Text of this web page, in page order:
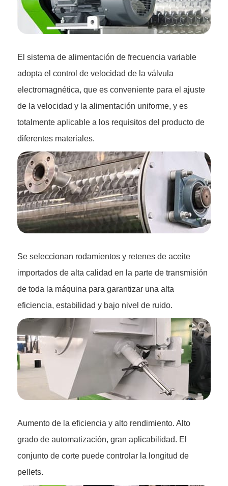
El sistema de alimentación de frecuencia variable
adopta el control de velocidad de la válvula
electromagnética, que es conveniente para el ajuste
de la velocidad y la alimentación uniforme, y es
totalmente aplicable a los requisitos del producto de
diferentes materiales.
Se seleccionan rodamientos y retenes de aceite
importados de alta calidad en la parte de transmisión
de toda la máquina para garantizar una alta
eficiencia, estabilidad y bajo nivel de ruido.
Aumento de la eficiencia y alto rendimiento. Alto
grado de automatización, gran aplicabilidad. El
conjunto de corte puede controlar la longitud de
pellets.